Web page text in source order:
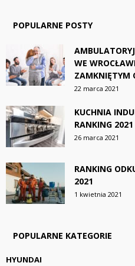
POPULARNE POSTY
WE
ZAMKNIĘTYM
22 marca 2021
KUCHNIA
RANKING 2021
26 marca 2021
RANKING
2021
1 kwietnia 2021
POPULARNE KATEGORIE
HYUNDAI